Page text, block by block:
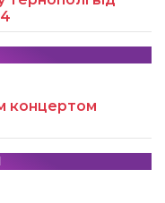
концертом